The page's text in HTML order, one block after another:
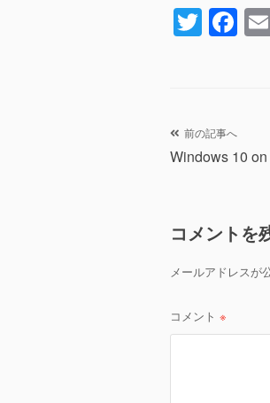
T
wi
F
a
o
k
投
稿
ビ
ゲ
ー
シ
前の記事へ
Windows 10
コメントを
メールアドレスが
コメント ※